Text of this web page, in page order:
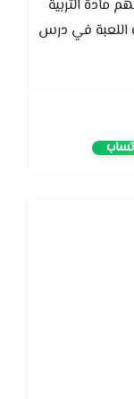
مادة التربية
اللعبة في درس